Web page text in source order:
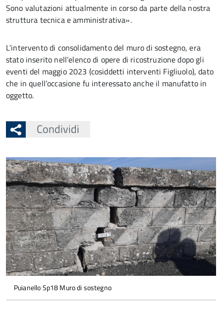
Sono valutazioni attualmente in corso da parte della nostra
struttura tecnica e amministrativa».
L’intervento di consolidamento del muro di sostegno, era
stato inserito nell’elenco di opere di ricostruzione dopo gli
eventi del maggio 2023 (cosiddetti interventi Figliuolo), dato
che in quell’occasione fu interessato anche il manufatto in
oggetto.
Condividi
Puianello Sp18 Muro di sostegno